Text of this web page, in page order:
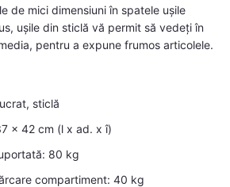
de mici dimensiuni în spatele ușile
ușile din sticlă vă permit să vedeți în
pentru a expune frumos articolele.
sticlă
x 42 cm (l x ad. x î)
80 kg
compartiment: 40 kg